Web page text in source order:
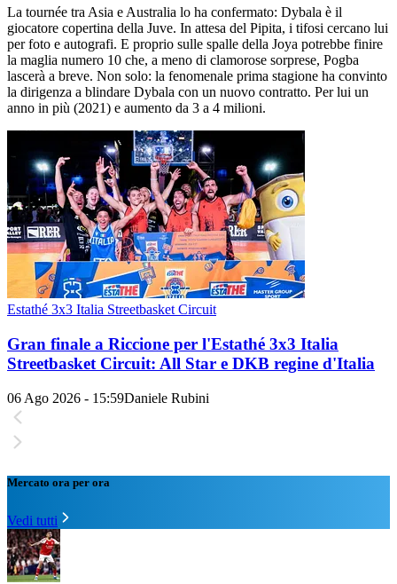
La tournée tra Asia e Australia lo ha confermato: Dybala è il
giocatore copertina della Juve. In attesa del Pipita, i tifosi cercano lui
per foto e autografi. E proprio sulle spalle della Joya potrebbe finire
la maglia numero 10 che, a meno di clamorose sorprese, Pogba
lascerà a breve. Non solo: la fenomenale prima stagione ha convinto
la dirigenza a blindare Dybala con un nuovo contratto. Per lui un
anno in più (2021) e aumento da 3 a 4 milioni.
Estathé 3x3 Italia Streetbasket Circuit
Gran finale a Riccione per l'Estathé 3x3 Italia
Streetbasket Circuit: All Star e DKB regine d'Italia
06 Ago 2026 - 15:59Daniele Rubini
Mercato ora per ora
Vedi tutti